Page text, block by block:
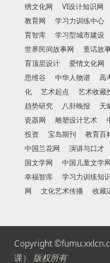
绣文化网
VI设计知识网
教育网
学习力训练中心
育智库
学习型城市建设
世界民间故事网
童话故
育顶层设计
爱情文化网
思维谷
中华人物谱 高
化
艺术起点 艺术收藏
趋势研究
八卦晚报 天
瓷器网
雕塑设计艺术
投资
宝岛期刊 教育百
中国兰花网
演讲与口才
国文学网
中国儿童文学网
幸福智库
学习力训练知识
网
文化艺术传播 收藏
Copyright
课）
版权所有